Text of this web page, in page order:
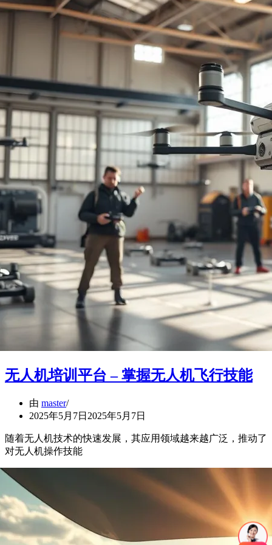
无人机培训平台 – 掌握无人机飞行技能
由 master
2025年5月7日 2025年5月7日
随着无人机技术的快速发展，其应用领域越来越广泛，推动了
对无人机操作技能